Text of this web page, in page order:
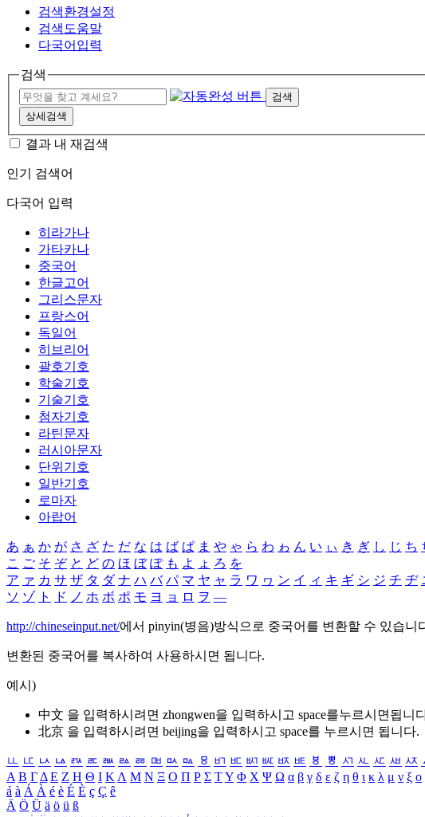
검색환경설정
검색도움말
다국어입력
검색
검색
상세검색
결과 내 재검색
인기 검색어
다국어 입력
히라가나
가타카나
중국어
한글고어
그리스문자
프랑스어
독일어
히브리어
괄호기호
학술기호
기술기호
첨자기호
라틴문자
러시아문자
단위기호
일반기호
로마자
아랍어
あ ぁ か が さ ざ た だ な は ば ぱ ま や ゃ ら わ ゎ ん い ぃ き ぎ し じ ち
こ ご そ ぞ と ど の ほ ぼ ぽ も よ ょ ろ を
ア ァ カ サ ザ タ ダ ナ ハ バ パ マ ヤ ャ ラ ワ ヮ ン イ ィ キ ギ シ ジ チ ヂ
ソ ゾ ト ド ノ ホ ボ ポ モ ヨ ョ ロ ヲ ―
http://chineseinput.net/에서 pinyin(병음)방식으로 중국어를 변환할 수 있습니
변환된 중국어를 복사하여 사용하시면 됩니다.
예시)
中文 을 입력하시려면 zhongwen을 입력하시고 space를누르시면됩니
北京 을 입력하시려면 beijing을 입력하시고 space를 누르시면 됩니다.
ㅥ ㅦ ㅧ ㅨ ㅩ ㅪ ㅫ ㅬ ㅭ ㅮ ㅯ ㅰ ㅱ ㅲ ㅳ ㅴ ㅵ ㅶ ㅷ ㅸ ㅹ ㅺ ㅻ ㅼ ㅽ ㅾ
Α Β ΓΔ Ε Ζ Η Θ Ι ΚΛ Μ Ν Ξ Ο Π Ρ Σ ΤΥ Φ Χ Ψ Ω α β γ δ ε ζ η θ ι κ λ μ ν ξ ο
á à Á À é è É È ç Ç ê
Ä Ö Ü ä ö ü ß